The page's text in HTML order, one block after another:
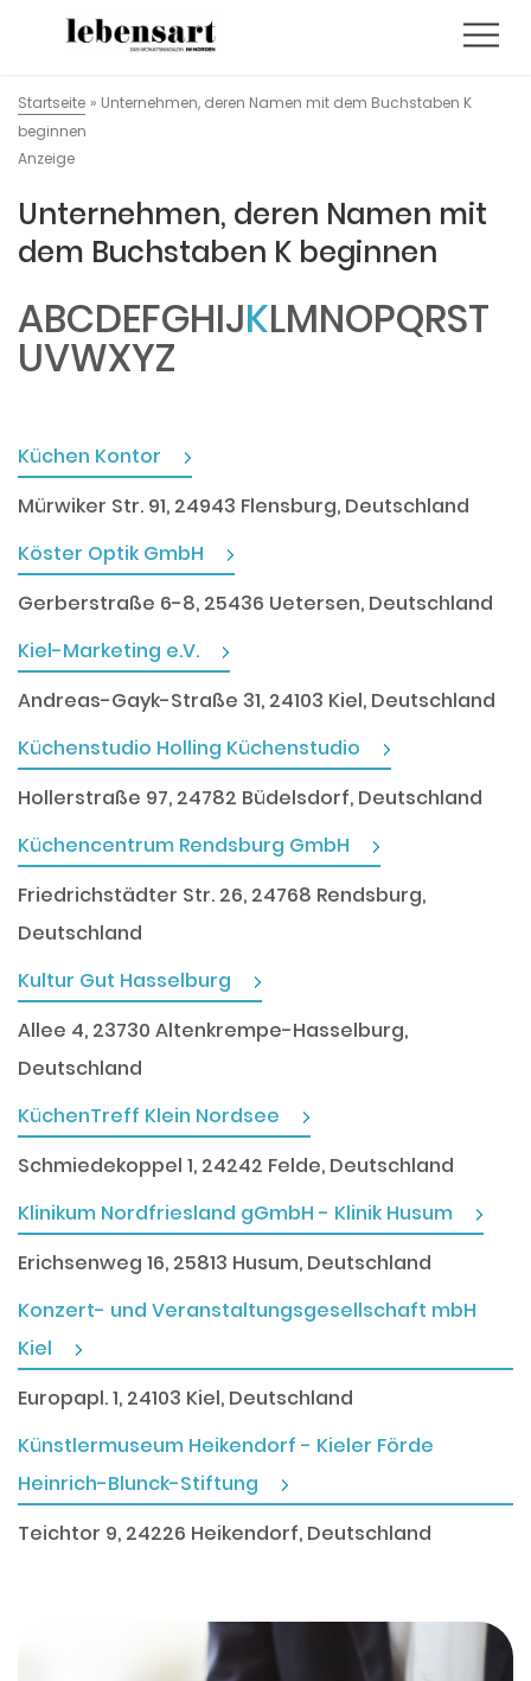
Startseite » Unternehmen, deren Namen mit dem Buchstaben K
beginnen
Anzeige
Unternehmen, deren Namen mit
dem Buchstaben K beginnen
ABCDEFGHIJKLMNOPQRST
UVWXYZ
Küchen Kontor
Mürwiker Str. 91, 24943 Flensburg, Deutschland
Köster Optik GmbH
Gerberstraße 6-8, 25436 Uetersen, Deutschland
Kiel-Marketing e.V.
Andreas-Gayk-Straße 31, 24103 Kiel, Deutschland
Küchenstudio Holling Küchenstudio
Hollerstraße 97, 24782 Büdelsdorf, Deutschland
Küchencentrum Rendsburg GmbH
Friedrichstädter Str. 26, 24768 Rendsburg,
Deutschland
Kultur Gut Hasselburg
Allee 4, 23730 Altenkrempe-Hasselburg,
Deutschland
KüchenTreff Klein Nordsee
Schmiedekoppel 1, 24242 Felde, Deutschland
Klinikum Nordfriesland gGmbH - Klinik Husum
Erichsenweg 16, 25813 Husum, Deutschland
Konzert- und Veranstaltungsgesellschaft mbH
Kiel
Europapl. 1, 24103 Kiel, Deutschland
Künstlermuseum Heikendorf - Kieler Förde
Heinrich-Blunck-Stiftung
Teichtor 9, 24226 Heikendorf, Deutschland